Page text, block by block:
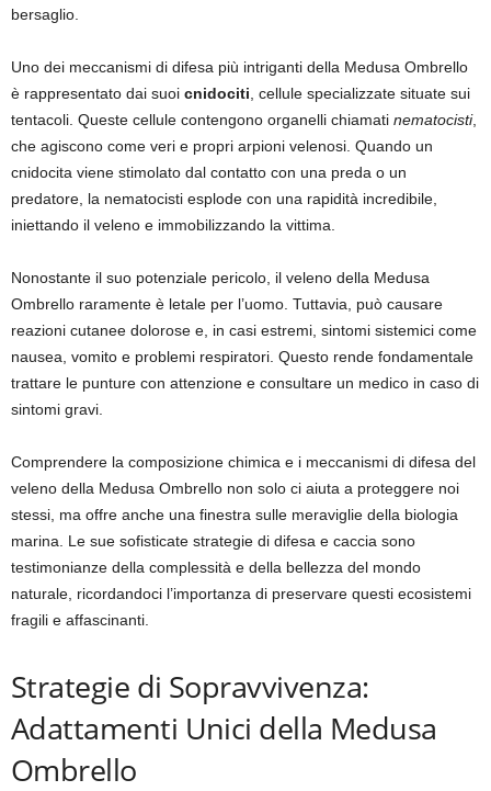
bersaglio.
Uno dei meccanismi di difesa più intriganti della Medusa Ombrello
è rappresentato dai suoi cnidociti , cellule specializzate situate sui
tentacoli. Queste cellule contengono organelli chiamati nematocisti,
che agiscono come veri e propri arpioni velenosi. Quando un
cnidocita viene stimolato dal contatto con una preda o un
predatore, la nematocisti esplode con una rapidità incredibile,
iniettando il veleno e immobilizzando la vittima.
Nonostante il suo potenziale pericolo, il veleno della Medusa
Ombrello raramente è letale per l’uomo. Tuttavia, può causare
reazioni cutanee dolorose e, in casi estremi, sintomi sistemici come
nausea, vomito e problemi respiratori. Questo rende fondamentale
trattare le punture con attenzione e consultare un medico in caso di
sintomi gravi.
Comprendere la composizione chimica e i meccanismi di difesa del
veleno della Medusa Ombrello non solo ci aiuta a proteggere noi
stessi, ma offre anche una finestra sulle meraviglie della biologia
marina. Le sue sofisticate strategie di difesa e caccia sono
testimonianze della complessità e della bellezza del mondo
naturale, ricordandoci l’importanza di preservare questi ecosistemi
fragili e affascinanti.
Strategie di Sopravvivenza:
Adattamenti Unici della Medusa
Ombrello